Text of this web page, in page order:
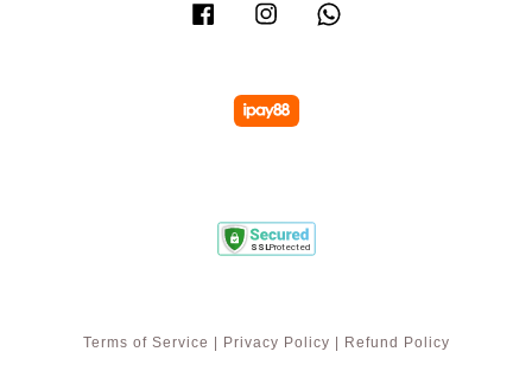
Facebook Instagram
Terms of Service Privacy Policy Refund Policy